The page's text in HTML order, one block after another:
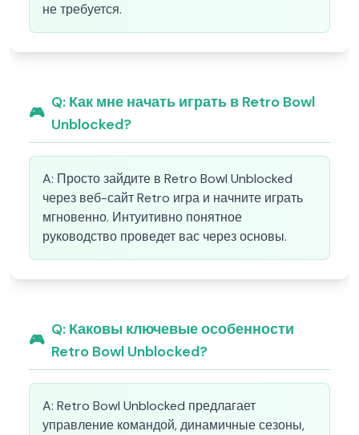
не требуется.
🎮
Q: Как мне начать играть в Retro Bowl
Unblocked?
A: Просто зайдите в Retro Bowl Unblocked
через веб-сайт Retro игра и начните играть
мгновенно. Интуитивно понятное
руководство проведет вас через основы.
🎮
Q: Каковы ключевые особенности
Retro Bowl Unblocked?
A: Retro Bowl Unblocked предлагает
управление командой, динамичные сезоны,